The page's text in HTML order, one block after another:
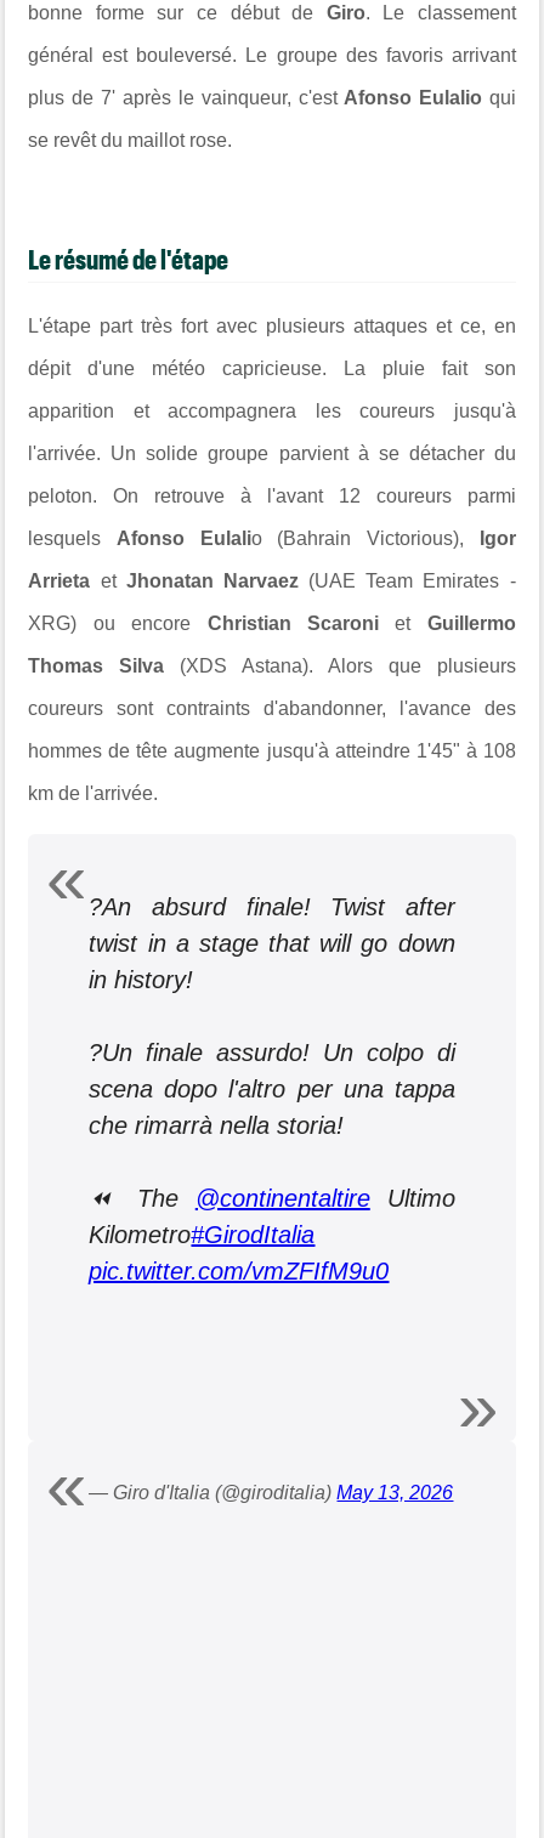
bonne forme sur ce début de Giro. Le classement
général est bouleversé. Le groupe des favoris arrivant
plus de 7' après le vainqueur, c'estAfonso Eulalio qui
se revêt du maillot rose.
Le résumé de l'étape
L'étape part très fort avec plusieurs attaques et ce, en
dépit d'une météo capricieuse. La pluie fait son
apparition et accompagnera les coureurs jusqu'à
l'arrivée. Un solide groupe parvient à se détacher du
peloton. On retrouve à l'avant 12 coureurs parmi
lesquels Afonso Eulalio (Bahrain Victorious), Igor
Arrieta et Jhonatan Narvaez(UAE Team Emirates -
XRG) ou encore Christian Scaroniet Guillermo
Thomas Silva (XDS Astana). Alors que plusieurs
coureurs sont contraints d'abandonner, l'avance des
hommes de tête augmente jusqu'à atteindre 1'45" à 108
km de l'arrivée.
?An absurd finale! Twist after
twist in a stage that will go down
in history!
?Un finale assurdo! Un colpo di
scena dopo l'altro per una tappa
che rimarrà nella storia!
⏪ The @continentaltireUltimo
Kilometro#GirodItalia
pic.twitter.com/vmZFIfM9u0
— Giro d'Italia (@giroditalia)May 13, 2026